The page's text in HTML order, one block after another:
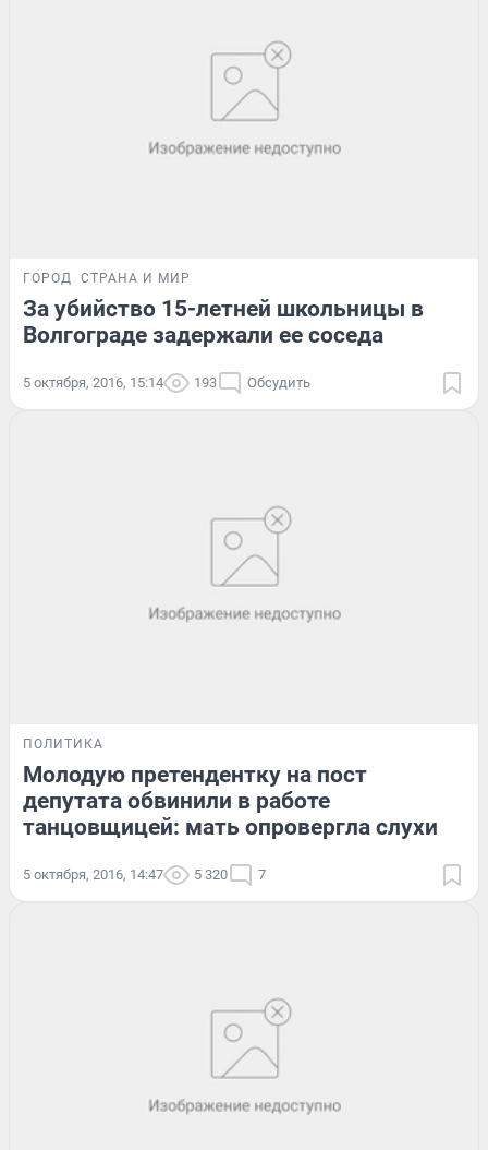
ГОРОД СТРАНА И МИР
За убийство 15-летней школьницы в
Волгограде задержали ее соседа
5 октября, 2016, 15:14 193 Обсудить
ПОЛИТИКА
Молодую претендентку на пост
депутата обвинили в работе
танцовщицей: мать опровергла слухи
5 октября, 2016, 14:47 5 320 7